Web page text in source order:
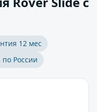
12 мес
по России